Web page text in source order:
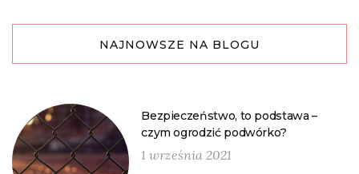
NAJNOWSZE NA BLOGU
Bezpieczeństwo, to podstawa –
czym ogrodzić podwórko?
1 września 2021